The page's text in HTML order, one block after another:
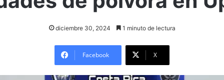
diciembre 30, 2024 1 minuto de lectura
Facebook X